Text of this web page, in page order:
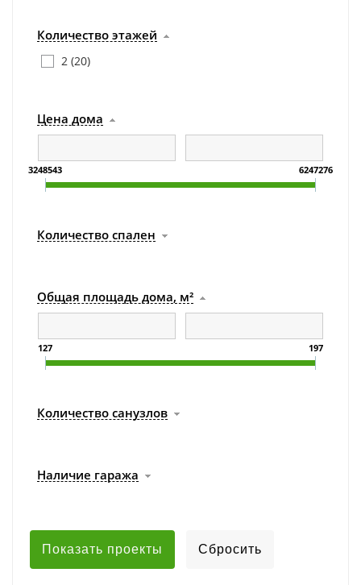
Количество этажей
2 (20)
Цена дома
3248543 6247276
Количество спален
Общая площадь дома, м²
127 197
Количество санузлов
Наличие гаража